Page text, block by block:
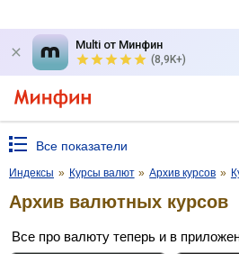
Multi от Минфин
(8,9K+)
Все показатели
Индексы » Курсы валют » Архив курсов »
Архив валютных курсов
Все про валюту теперь и в